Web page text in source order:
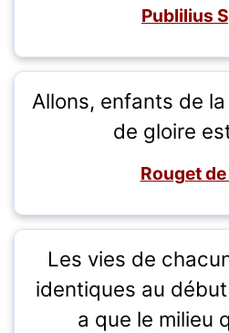
Publilius
Allons, enfants de
de gloire
Rouget
Les vies de
identiques au
a que le milieu